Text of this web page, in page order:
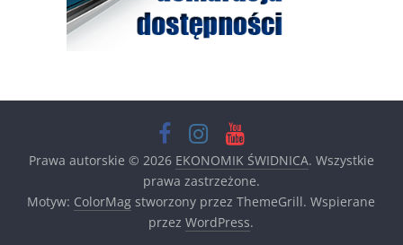
Prawa autorskie © 2026 EKONOMIK ŚWIDNICA. Wszystkie
prawa zastrzeżone.
Motyw: ColorMag stworzony przez ThemeGrill. Wspierane
przezWordPress.